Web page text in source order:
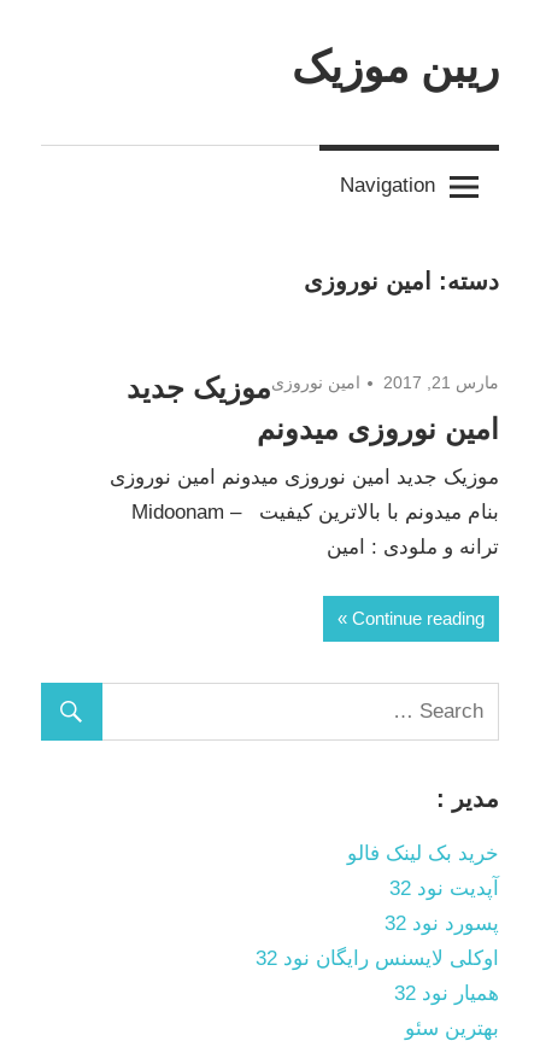
content
ریبن موزیک
mp3
جدید
Navigation
دسته: امین نوروزی
مارس 21, 2017 امین نوروزیموزیک جدید
امین نوروزی میدونم
موزیک جدید امین نوروزی میدونم امین نوروزی
بنام میدونم با بالاترین کیفیت – Midoonam
ترانه و ملودی : امین
Continue reading
مدیر :
خرید بک لینک فالو
آپدیت نود 32
پسورد نود 32
اوکلی لایسنس رایگان نود 32
همیار نود 32
بهترین سئو